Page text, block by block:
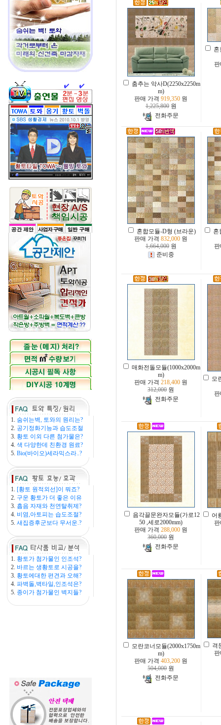
1. 숨쉬는벽, 토와의 원리는?
2. 공기정화기능과 습도조절
3. 황토 이외 다른 첨가물은?
4. 색 다양한데 친환경 원료?
5. Bio(바이오)세라믹스라..?
1. [황토 원적외선]이 뭐죠?
2. 구운 황토가 더 좋은 이유
3. 흡음 자재와 천연탈취제?
4. 비염,아토피는 습도조절?
5. 새집증후군보다 무서운.?
1. 황토가 첨가물인 인조석?
2. 바르는 생황토로 시공을?
3. 황토에대한 편견과 오해?
4. 파벽돌,벽타일,인조석은?
5. 종이가 첨가물인 벽지들?
춤추는 악사D(2250x2250m
m)
판매 가격919,350 원
1,225,800원
전화주문
혼합모듈-D형 (브라운)
판매 가격832,000 원
1,664,000원
준비중
혼
매화전돌모듈(1000x2000m
m)
판매 가격218,400 원
312,000원
전화주문
모
음각끌문완자모듈(가로12
50 ,세로2000mm)
판매 가격288,000 원
360,000원
전화주문
어
모란코너모듈(2000x1750m
m)
판매 가격403,200 원
504,000원
전화주문
격